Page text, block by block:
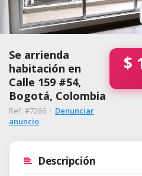
Se arrienda
habitación en
Calle 159 #54,
Bogotá, Colombia
Ref: #7266 · Denunciar
anuncio
$
Descripción